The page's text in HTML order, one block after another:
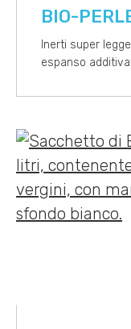
BIO-
Inerti super
espanso